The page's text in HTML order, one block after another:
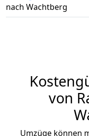
nach Wachtberg
von
Umzüge können